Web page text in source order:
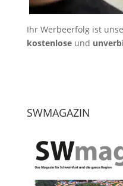
Ihr Werbeerfolg ist
kostenloseund
SWMAGAZIN